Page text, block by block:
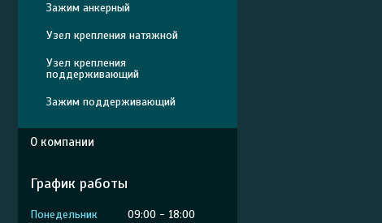
Зажим анкерный
Узел крепления натяжной
Узел крепления
поддерживающий
Зажим поддерживающий
О компании
График работы
Понедельник 09:00
18:00